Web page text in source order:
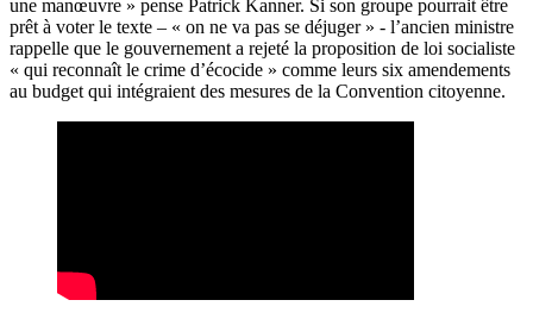
une manœuvre » pense Patrick Kanner. Si son groupe pourrait être
prêt à voter le texte – « on ne va pas se déjuger » - l’ancien ministre
rappelle que le gouvernement a rejeté la proposition de loi socialiste
« qui reconnaît le crime d’écocide » comme leurs six amendements
au budget qui intégraient des mesures de la Convention citoyenne.